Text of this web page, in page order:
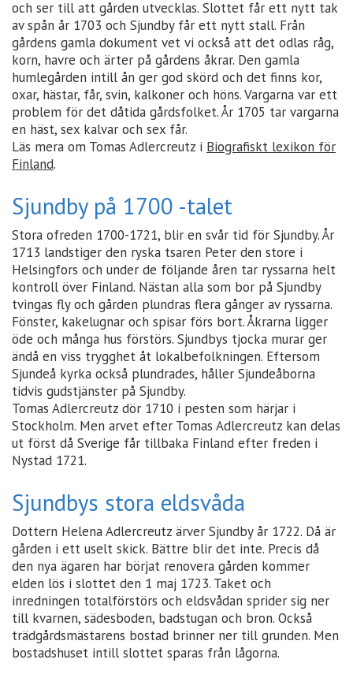
och ser till att gården utvecklas. Slottet får ett nytt tak
av spån år 1703 och Sjundby får ett nytt stall. Från
gårdens gamla dokument vet vi också att det odlas råg,
korn, havre och ärter på gårdens åkrar. Den gamla
humlegården intill ån ger god skörd och det finns kor,
oxar, hästar, får, svin, kalkoner och höns. Vargarna var ett
problem för det dåtida gårdsfolket. År 1705 tar vargarna
en häst, sex kalvar och sex får.
Läs mera om Tomas Adlercreutz i Biografiskt lexikon för
Finland.
Sjundby på 1700 -talet
Stora ofreden 1700-1721, blir en svår tid för Sjundby. År
1713 landstiger den ryska tsaren Peter den store i
Helsingfors och under de följande åren tar ryssarna helt
kontroll över Finland. Nästan alla som bor på Sjundby
tvingas fly och gården plundras flera gånger av ryssarna.
Fönster, kakelugnar och spisar förs bort. Åkrarna ligger
öde och många hus förstörs. Sjundbys tjocka murar ger
ändå en viss trygghet åt lokalbefolkningen. Eftersom
Sjundeå kyrka också plundrades, håller Sjundeåborna
tidvis gudstjänster på Sjundby.
Tomas Adlercreutz dör 1710 i pesten som härjar i
Stockholm. Men arvet efter Tomas Adlercreutz kan delas
ut först då Sverige får tillbaka Finland efter freden i
Nystad 1721.
Sjundbys stora eldsvåda
Dottern Helena Adlercreutz ärver Sjundby år 1722. Då är
gården i ett uselt skick. Bättre blir det inte. Precis då
den nya ägaren har börjat renovera gården kommer
elden lös i slottet den 1 maj 1723. Taket och
inredningen totalförstörs och eldsvådan sprider sig ner
till kvarnen, sädesboden, badstugan och bron. Också
trädgårdsmästarens bostad brinner ner till grunden. Men
bostadshuset intill slottet sparas från lågorna.